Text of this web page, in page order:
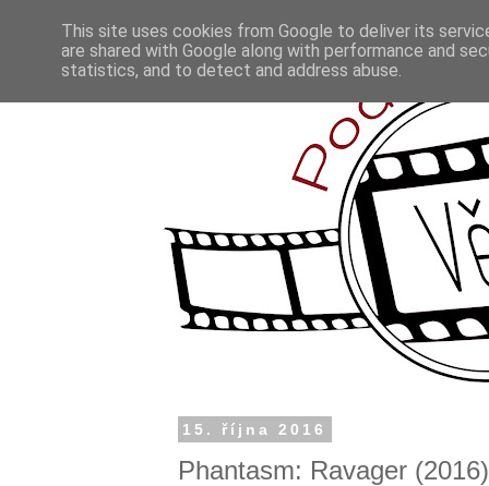
15. října 2016
Phantasm: Ravager
This site uses cookies from Google to deliver its
are shared with Google along with performance and
statistics, and to detect and address abuse.